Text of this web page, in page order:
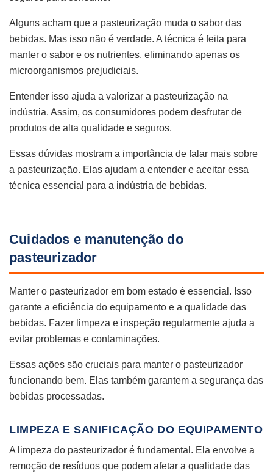
Alguns acham que a pasteurização muda o sabor das
bebidas. Mas isso não é verdade. A técnica é feita para
manter o sabor e os nutrientes, eliminando apenas os
microorganismos prejudiciais.
Entender isso ajuda a valorizar a pasteurização na
indústria. Assim, os consumidores podem desfrutar de
produtos de alta qualidade e seguros.
Essas dúvidas mostram a importância de falar mais sobre
a pasteurização. Elas ajudam a entender e aceitar essa
técnica essencial para a indústria de bebidas.
Cuidados e manutenção do
pasteurizador
Manter o pasteurizador em bom estado é essencial. Isso
garante a eficiência do equipamento e a qualidade das
bebidas. Fazer limpeza e inspeção regularmente ajuda a
evitar problemas e contaminações.
Essas ações são cruciais para manter o pasteurizador
funcionando bem. Elas também garantem a segurança das
bebidas processadas.
LIMPEZA E SANIFICAÇÃO DO EQUIPAMENTO
A limpeza do pasteurizador é fundamental. Ela envolve a
remoção de resíduos que podem afetar a qualidade das